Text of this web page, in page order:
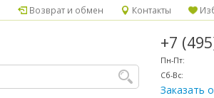
Возврат и обмен Контакты
+7
Пн-Пт:
Сб-Вс:
Заказать